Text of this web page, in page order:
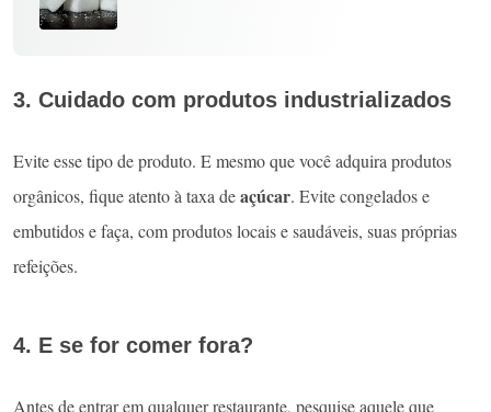
3. Cuidado com produtos industrializados
Evite esse tipo de produto. E mesmo que você adquira produtos
orgânicos, fique atento à taxa deaçúcar. Evite congelados e
embutidos e faça, com produtos locais e saudáveis, suas próprias
refeições.
4. E se for comer fora?
Antes de entrar em qualquer restaurante, pesquise aquele que